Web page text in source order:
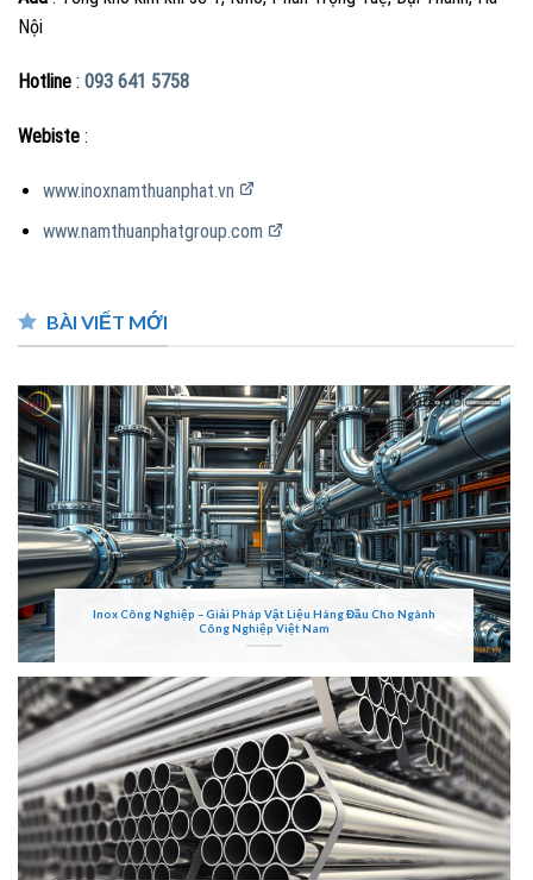
Nội
Hotline : 093 641 5758
Webiste :
www.inoxnamthuanphat.vn
www.namthuanphatgroup.com
BÀI VIẾT MỚI
Inox Công Nghiệp – Giải Pháp Vật Liệu Hàng Đầu Cho Ngành
Công Nghiệp Việt Nam